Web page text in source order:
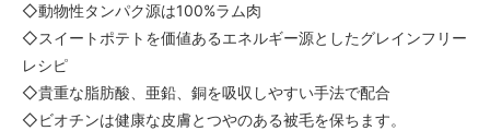
◇動物性タンパク源は100%ラム肉
◇スイートポテトを価値あるエネルギー源としたグレインフリー
レシピ
◇貴重な脂肪酸、亜鉛、銅を吸収しやすい手法で配合
◇ビオチンは健康な皮膚とつやのある被毛を保ちます。